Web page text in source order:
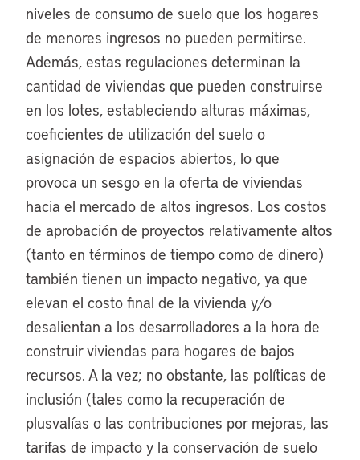
niveles de consumo de suelo que los hogares
de menores ingresos no pueden permitirse.
Además, estas regulaciones determinan la
cantidad de viviendas que pueden construirse
en los lotes, estableciendo alturas máximas,
coeficientes de utilización del suelo o
asignación de espacios abiertos, lo que
provoca un sesgo en la oferta de viviendas
hacia el mercado de altos ingresos. Los costos
de aprobación de proyectos relativamente altos
(tanto en términos de tiempo como de dinero)
también tienen un impacto negativo, ya que
elevan el costo final de la vivienda y/o
desalientan a los desarrolladores a la hora de
construir viviendas para hogares de bajos
recursos. A la vez; no obstante, las políticas de
inclusión (tales como la recuperación de
plusvalías o las contribuciones por mejoras, las
tarifas de impacto y la conservación de suelo